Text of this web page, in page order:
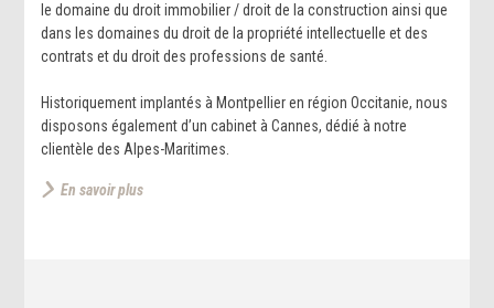
le domaine du droit immobilier / droit de la construction ainsi que
dans les domaines du droit de la propriété intellectuelle et des
contrats et du droit des professions de santé.
Historiquement implantés à Montpellier en région Occitanie, nous
disposons également d’un cabinet à Cannes, dédié à notre
clientèle des Alpes-Maritimes.
En savoir plus